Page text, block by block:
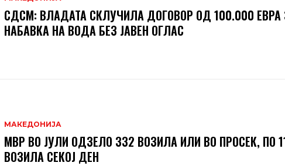
СДСМ: ВЛАДАТА СКЛУЧИЛА ДОГОВОР ОД 100.000 ЕВРА
НАБАВКА НА ВОДА БЕЗ ЈАВЕН ОГЛАС
МАКЕДОНИЈА
МВР ВО ЈУЛИ ОДЗЕЛО 332 ВОЗИЛА ИЛИ ВО ПРОСЕК, ПО
ВОЗИЛА СЕКОЈ ДЕН